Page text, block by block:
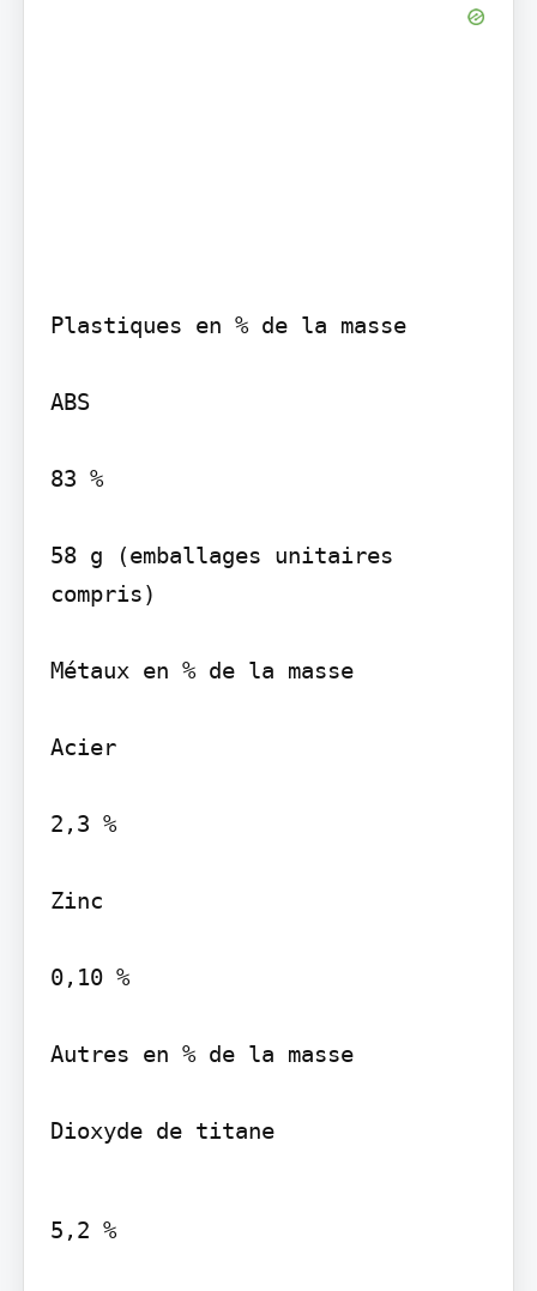
Plastiques en % de la masse
ABS
83 %
58 g (emballages unitaires
compris)
Métaux en % de la masse
Acier
2,3 %
Zinc
0,10 %
Autres en % de la masse
Dioxyde de titane
5,2 %